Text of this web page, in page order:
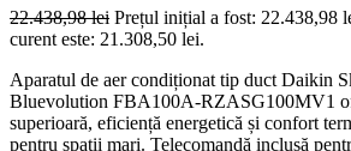
22.438,98lei Prețul inițial a fost: 22.438,98
curent este: 21.308,50 lei.
Aparatul de aer condiționat tip duct Daikin
Bluevolution FBA100A-RZASG100MV1
superioară, eficiență energetică și confort
pentru spații mari. Telecomandă inclusă